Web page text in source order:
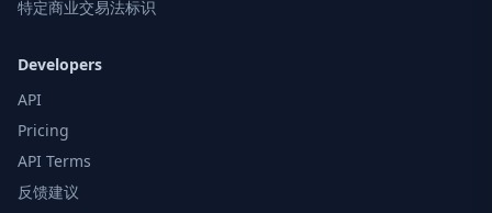
特定商业交易法标识
Developers
API
Pricing
API Terms
反馈建议